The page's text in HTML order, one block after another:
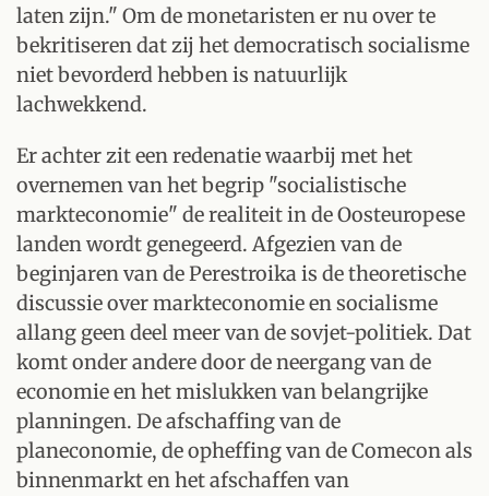
laten zijn." Om de monetaristen er nu over te
bekritiseren dat zij het democratisch socialisme
niet bevorderd hebben is natuurlijk
lachwekkend.
Er achter zit een redenatie waarbij met het
overnemen van het begrip "socialistische
markteconomie" de realiteit in de Oosteuropese
landen wordt genegeerd. Afgezien van de
beginjaren van de Perestroika is de theoretische
discussie over markteconomie en socialisme
allang geen deel meer van de sovjet-politiek. Dat
komt onder andere door de neergang van de
economie en het mislukken van belangrijke
planningen. De afschaffing van de
planeconomie, de opheffing van de Comecon als
binnenmarkt en het afschaffen van